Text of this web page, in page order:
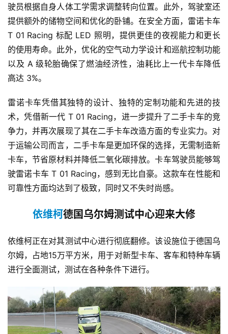
驶员根据自身人体工学需求调整转向位置。此外，驾驶室还
提供额外的储物空间和优化的卧铺。在安全方面，雷诺卡车
T 01 Racing 标配 LED 照明，提供更佳的夜视能力和更长
的使用寿命。此外，优化的空气动力学设计和巡航控制功能
以及 A 级轮胎确保了燃油经济性，油耗比上一代卡车降低
高达 3%。
雷诺卡车凭借其独特的设计、独特的定制功能和先进的技
术，凭借新一代 T 01 Racing，进一步提升了二手卡车的竞
争力，并再次展现了其在二手卡车改造方面的专业实力。对
于运输公司而言，二手卡车是更加环保的选择，无需制造新
卡车，节省原材料并降低二氧化碳排放。卡车驾驶员能够驾
驶雷诺卡车 T 01 Racing，感到无比自豪。这款车在性能和
可靠性方面均达到了极致，同时又不失时尚感。
依维柯德国乌尔姆测试中心迎来大修
依维柯正在对其测试中心进行彻底翻修。该设施位于德国乌
尔姆，占地15万平方米，用于对新型卡车、客车和特种车辆
进行全面测试，测试在各种条件下进行。